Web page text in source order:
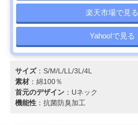
楽天市場で見る
Yahoo!で見る
サイズ：S/M/L/LL/3L/4L
素材 ：綿100％
首元のデザイン ：Uネック
機能性 ：抗菌防臭加工